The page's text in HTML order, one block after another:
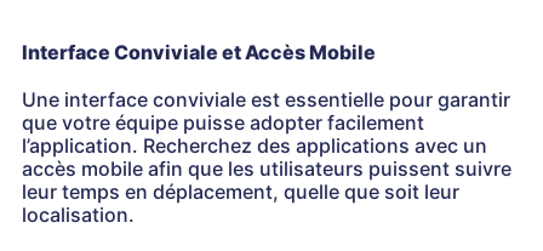
Interface Conviviale et Accès Mobile
Une interface conviviale est essentielle pour garantir
que votre équipe puisse adopter facilement
l’application. Recherchez des applications avec un
accès mobile afin que les utilisateurs puissent suivre
leur temps en déplacement, quelle que soit leur
localisation.